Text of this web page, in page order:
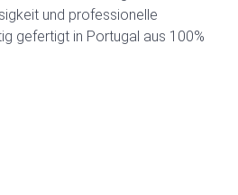
und professionelle
gefertigt in Portugal aus 100%